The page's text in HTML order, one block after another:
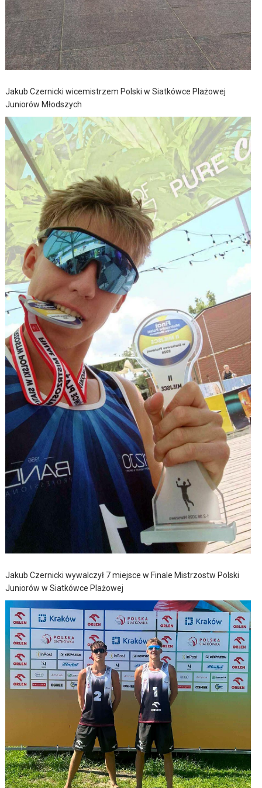
Jakub Czernicki wicemistrzem Polski w Siatkówce Plażowej
Juniorów Młodszych
Jakub Czernicki wywalczył 7 miejsce w Finale Mistrzostw Polski
Juniorów w Siatkówce Plażowej